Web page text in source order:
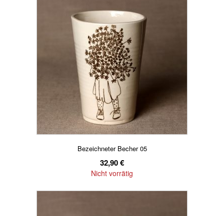
Bezeichneter Becher 05
32,90€
Nicht vorrätig